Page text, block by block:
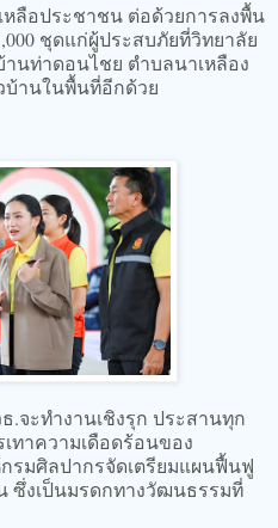
ลือประชาชน ต่อด้วยการลงพื้น
ชุดแก่ผู้ประสบภัยที่วิทยาลัย
นท่าดอนไชย ตำบลนาเหลือง
บ้านในพื้นที่อีกด้วย
.จะทำงานเชิงรุก ประสานทุก
ทาความเดือดร้อนของ
รมศิลปากรจัดเตรียมแผนฟื้นฟู
ซึ่งเป็นมรดกทางวัฒนธรรมที่